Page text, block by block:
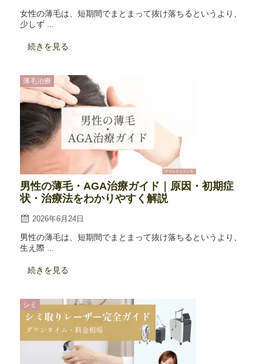
女性の薄毛は、短期間でまとまって抜け落ちるというより、
少しず ...
続きを見る
薄毛治療
男性の薄毛・AGA治療ガイド｜原因・初期症
状・治療法をわかりやすく解説
2026年6月24日
男性の薄毛は、短期間でまとまって抜け落ちるというより、
生え際 ...
続きを見る
シミ